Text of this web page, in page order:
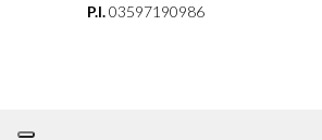
P.I.03597190986